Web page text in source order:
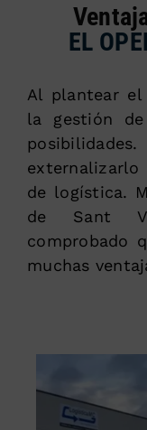
EL
Al plantear
la gestión
externalizarlo
de logística.
de Sant
comprobado
muchas